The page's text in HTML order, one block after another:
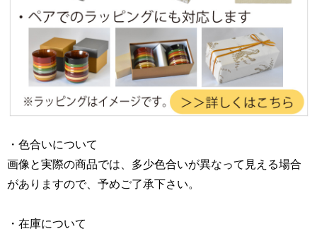
・色合いについて
画像と実際の商品では、多少色合いが異なって見える場合
がありますので、予めご了承下さい。
・在庫について